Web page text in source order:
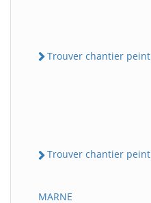
Trouver chantier
Trouver chantier
MARNE